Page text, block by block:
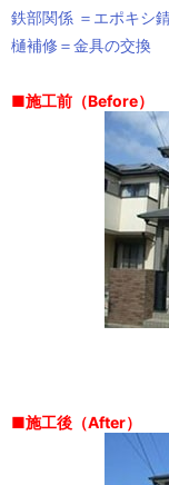
鉄部関係 ＝エポキシ
樋補修＝金具の交換
■施工前（Before）
■施工後（After）